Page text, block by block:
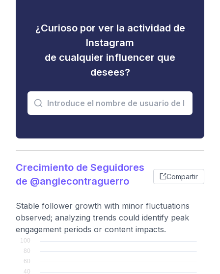
¿Curioso por ver la actividad de
Instagram
de cualquier influencer que
desees?
Crecimiento de Seguidores
de @angiecontraguerro
Compartir
Stable follower growth with minor fluctuations
observed; analyzing trends could identify peak
engagement periods or content impacts.